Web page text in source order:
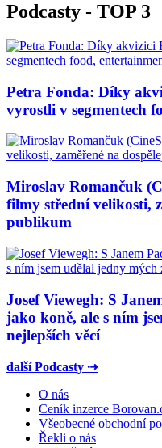
Podcasty - TOP 3
Petra Fonda: Díky
vyrostli v segmentech
Miroslav Romančuk
filmy střední velikosti,
publikum
Josef Viewegh: S
jako koně, ale s ním
nejlepších věcí
další Podcasty ⇢
O nás
Ceník inzerce
Všeobecné obchodní
Řekli o nás